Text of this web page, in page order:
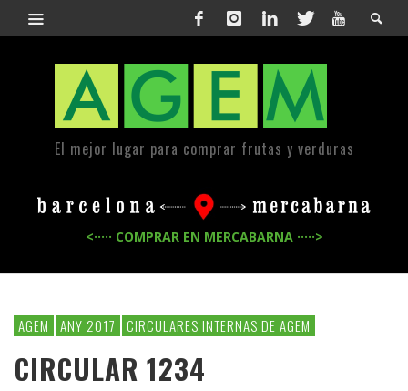
El mejor lugar para comprar frutas y verduras
<····· COMPRAR EN MERCABARNA ·····>
AGEM ANY 2017 CIRCULARES INTERNAS DE AGEM
CIRCULAR 1234